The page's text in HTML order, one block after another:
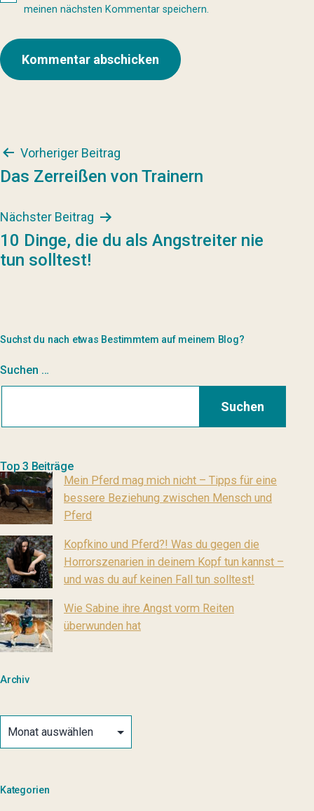
meinen nächsten Kommentar speichern.
Beitragsnavigation
Vorheriger Beitrag
Das Zerreißen von Trainern
Nächster Beitrag
10 Dinge, die du als Angstreiter nie
tun solltest!
Suchst du nach etwas Bestimmtem auf meinem Blog?
Suchen …
Top 3 Beiträge
Mein Pferd mag mich nicht – Tipps für eine
bessere Beziehung zwischen Mensch und
Pferd
Kopfkino und Pferd?! Was du gegen die
Horrorszenarien in deinem Kopf tun kannst –
und was du auf keinen Fall tun solltest!
Wie Sabine ihre Angst vorm Reiten
überwunden hat
Archiv
Kategorien